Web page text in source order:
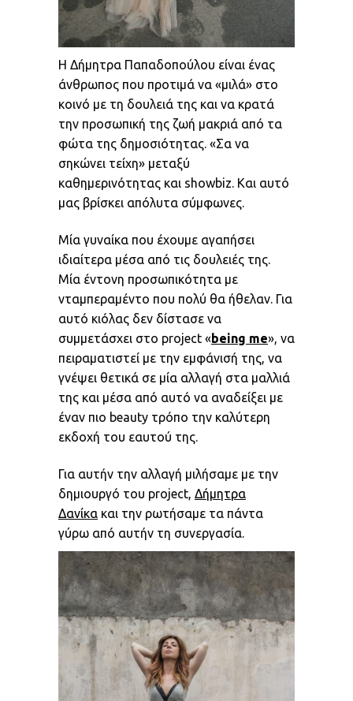
Η Δήμητρα Παπαδοπούλου είναι ένας
άνθρωπος που προτιμά να «μιλά» στο
κοινό με τη δουλειά της και να κρατά
την προσωπική της ζωή μακριά από τα
φώτα της δημοσιότητας. «Σα να
σηκώνει τείχη» μεταξύ
καθημερινότητας και showbiz. Και αυτό
μας βρίσκει απόλυτα σύμφωνες.
Μία γυναίκα που έχουμε αγαπήσει
ιδιαίτερα μέσα από τις δουλειές της.
Μία έντονη προσωπικότητα με
νταμπεραμέντο που πολύ θα ήθελαν. Για
αυτό κιόλας δεν δίστασε να
συμμετάσχει στο project «being me», να
πειραματιστεί με την εμφάνισή της, να
γνέψει θετικά σε μία αλλαγή στα μαλλιά
της και μέσα από αυτό να αναδείξει με
έναν πιο beauty τρόπο την καλύτερη
εκδοχή του εαυτού της.
Για αυτήν την αλλαγή μιλήσαμε με την
δημιουργό του project, Δήμητρα
Δανίκα και την ρωτήσαμε τα πάντα
γύρω από αυτήν τη συνεργασία.